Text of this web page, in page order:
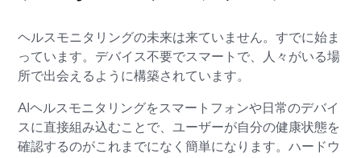
ヘルスモニタリングの未来は来ていません。すでに始ま
っています。デバイス不要でスマートで、人々がいる場
所で出会えるように構築されています。
AIヘルスモニタリングをスマートフォンや日常のデバイ
スに直接組み込むことで、ユーザーが自分の健康状態を
確認するのがこれまでになく簡単になります。ハードウ